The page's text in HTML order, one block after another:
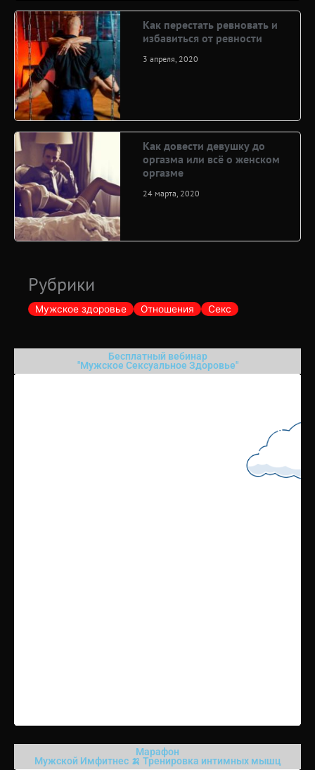
Как перестать ревновать и
избавиться от ревности
3 апреля, 2020
Как довести девушку до
оргазма или всё о женском
оргазме
24 марта, 2020
Рубрики
Мужское здоровье Отношения Секс
Бесплатный вебинар
"Мужское Сексуальное Здоровье"
Марафон
Мужской Имфитнес 🍌 Тренировка интимных мышц